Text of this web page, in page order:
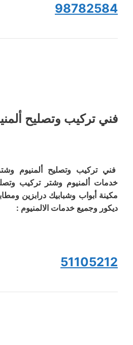
98782584
فني تركيب وتصليح
فني تركيب وتصليح ألمنيوم
خدمات ألمنيوم وشتر تركيب
مكينة أبواب وشبابيك درابزين
ديكور وجميع خدمات الالمنيوم :
51105212